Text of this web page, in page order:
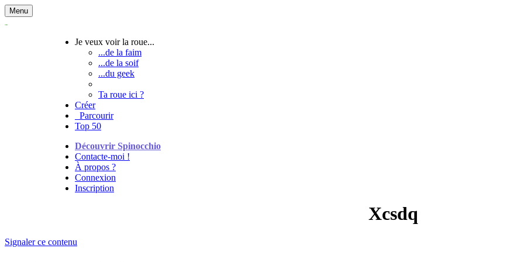
Menu
Je veux voir la roue...
...de la faim
...de la soif
...du geek
Ta roue ici ?
Créer
Parcourir
Top 50
Découvrir Spinocchio
Contacte-moi !
À propos ?
Connexion
Inscription
Xcsdq
Signaler ce contenu